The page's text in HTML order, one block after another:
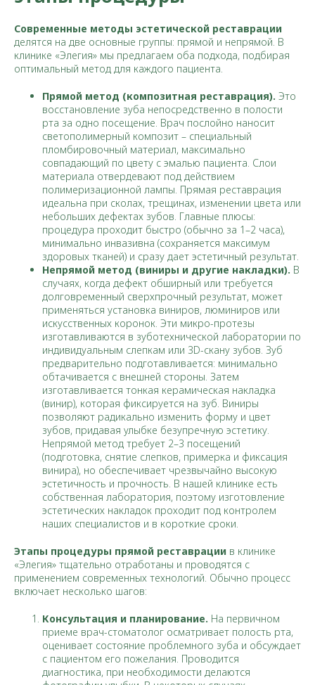
Современные методы эстетической реставрации
делятся на две основные группы: прямой и непрямой. В
клинике «Элегия» мы предлагаем оба подхода, подбирая
оптимальный метод для каждого пациента.
Прямой метод (композитная реставрация). Это
восстановление зуба непосредственно в полости
рта за одно посещение. Врач послойно наносит
светополимерный композит – специальный
пломбировочный материал, максимально
совпадающий по цвету с эмалью пациента. Слои
материала отвердевают под действием
полимеризационной лампы. Прямая реставрация
идеальна при сколах, трещинах, изменении цвета или
небольших дефектах зубов. Главные плюсы:
процедура проходит быстро (обычно за 1–2 часа),
минимально инвазивна (сохраняется максимум
здоровых тканей) и сразу дает эстетичный результат.
Непрямой метод (виниры и другие накладки). В
случаях, когда дефект обширный или требуется
долговременный сверхпрочный результат, может
применяться установка виниров, люминиров или
искусственных коронок. Эти микро-протезы
изготавливаются в зуботехнической лаборатории по
индивидуальным слепкам или 3D-скану зубов. Зуб
предварительно подготавливается: минимально
обтачивается с внешней стороны. Затем
изготавливается тонкая керамическая накладка
(винир), которая фиксируется на зуб. Виниры
позволяют радикально изменить форму и цвет
зубов, придавая улыбке безупречную эстетику.
Непрямой метод требует 2–3 посещений
(подготовка, снятие слепков, примерка и фиксация
винира), но обеспечивает чрезвычайно высокую
эстетичность и прочность. В нашей клинике есть
собственная лаборатория, поэтому изготовление
эстетических накладок проходит под контролем
наших специалистов и в короткие сроки.
Этапы процедуры прямой реставрации в клинике
«Элегия» тщательно отработаны и проводятся с
применением современных технологий. Обычно процесс
включает несколько шагов:
Консультация и планирование. На первичном
приеме врач-стоматолог осматривает полость рта,
оценивает состояние проблемного зуба и обсуждает
с пациентом его пожелания. Проводится
диагностика, при необходимости делаются